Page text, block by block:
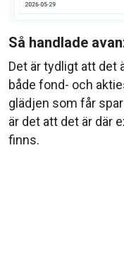
Så handlade
Det är tydligt att det
både fond- och
glädjen som får
är det att det är där
finns.